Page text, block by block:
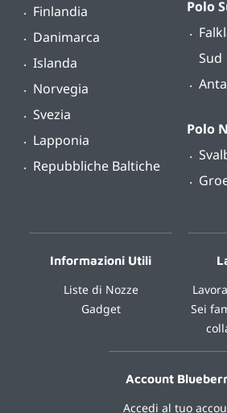
Finlandia
Danimarca
Islanda
Norvegia
Svezia
Lapponia
Repubbliche Baltiche
Polo
Sud
Polo
Informazioni Utili
Liste di Nozze
Gadget
Sei
Account
Accedi al tuo